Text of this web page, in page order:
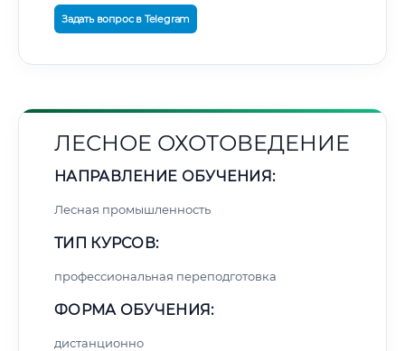
Задать вопрос в Telegram
ЛЕСНОЕ ОХОТОВЕДЕНИЕ
НАПРАВЛЕНИЕ ОБУЧЕНИЯ:
Лесная промышленность
ТИП КУРСОВ:
профессиональная переподготовка
ФОРМА ОБУЧЕНИЯ:
дистанционно